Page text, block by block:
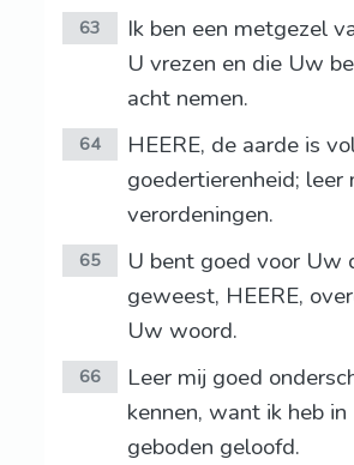
63
Ik ben een metgezel
U vrezen en die Uw
acht nemen.
64
HEERE, de aarde is
goedertierenheid; leer
verordeningen.
65
U bent goed voor Uw
geweest, HEERE,
Uw woord.
66
Leer mij goed
kennen, want ik heb
geboden geloofd.